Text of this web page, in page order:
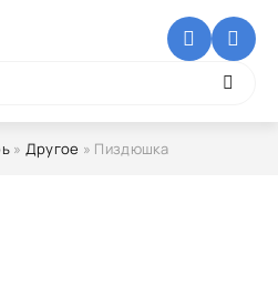
» Другое » Пиздюшка